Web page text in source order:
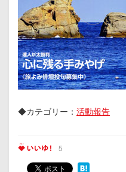
◆カテゴリー： 活動報告
5